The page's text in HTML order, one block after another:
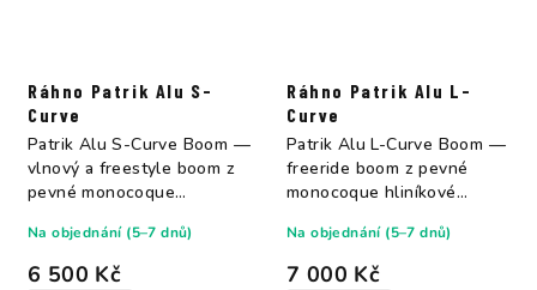
Ráhno Patrik Alu S-
Curve
6 500 Kč
Na objednání (5–7 dnů)
Patrik Alu S-Curve Boom —
vlnový a freestyle boom z
pevné monocoque
Ráhno Patrik Alu L-
Curve
7 000 Kč
Na objednání (5–7 dnů)
Patrik Alu L-Curve Boom —
freeride boom z pevné
monocoque hliníkové